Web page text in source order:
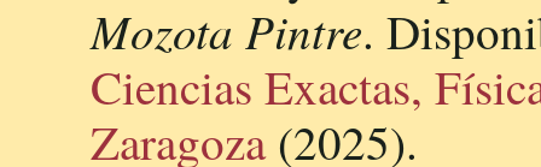
Mozota Pintre.
Ciencias Exactas,
Zaragoza(2025).